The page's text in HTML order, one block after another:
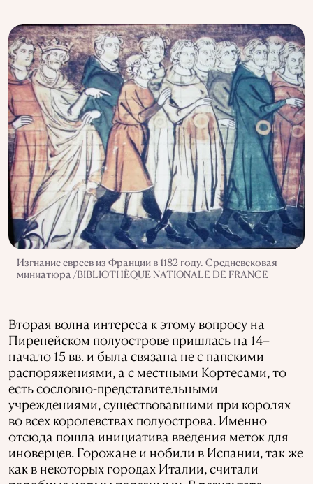
Изгнание евреев из Франции в 1182 году. Средневековая
миниатюра /BIBLIOTHÈQUE NATIONALE DE FRANCE
Вторая волна интереса к этому вопросу на
Пиренейском полуострове пришлась на 14–
начало 15 вв. и была связана не с папскими
распоряжениями, а с местными Кортесами, то
есть сословно-представительными
учреждениями, существовавшими при королях
во всех королевствах полуострова. Именно
отсюда пошла инициатива введения меток для
иноверцев. Горожане и нобили в Испании, так же
как в некоторых городах Италии, считали